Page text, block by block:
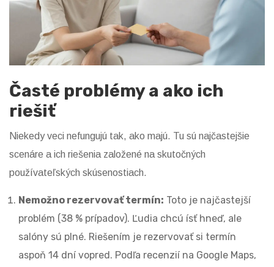
Časté problémy a ako ich
riešiť
Niekedy veci nefungujú tak, ako majú. Tu sú najčastejšie
scenáre a ich riešenia založené na skutočných
používateľských skúsenostiach.
Nemožno rezervovať termín: Toto je najčastejší
problém (38 % prípadov). Ľudia chcú ísť hneď, ale
salóny sú plné. Riešením je rezervovať si termín
aspoň 14 dní vopred. Podľa recenzií na Google Maps,